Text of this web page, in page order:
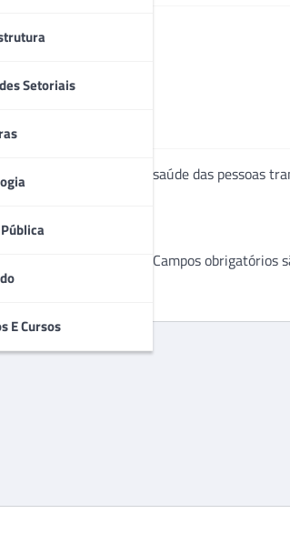
Setoriais
E Cursos
da visibilidade à saúde das pessoas
não será publicado. Campos obrigatórios